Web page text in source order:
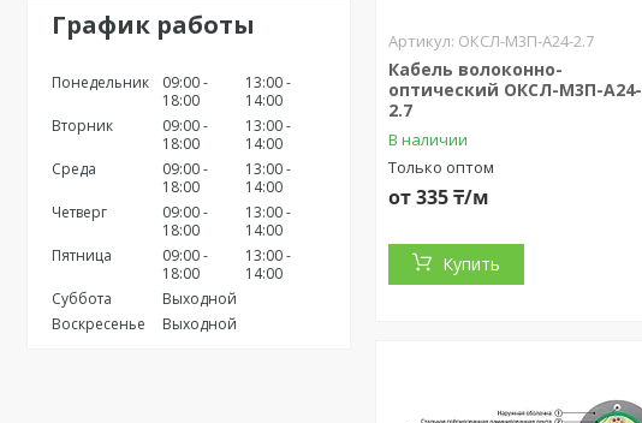
График работы
Понедельник
09:00
18:00
13:00
14:00
Вторник
09:00
18:00
13:00
14:00
Среда
09:00
18:00
13:00
14:00
Четверг
09:00
18:00
13:00
14:00
Пятница
09:00
18:00
13:00
14:00
Суббота
Выходной
Воскресенье
Выходной
ОКСЛ-М3П-А24-2.7
Кабель волоконно-
оптический ОКСЛ-М3П-А24-
2.7
В наличии
Только оптом
от 335 ₸/м
Купить